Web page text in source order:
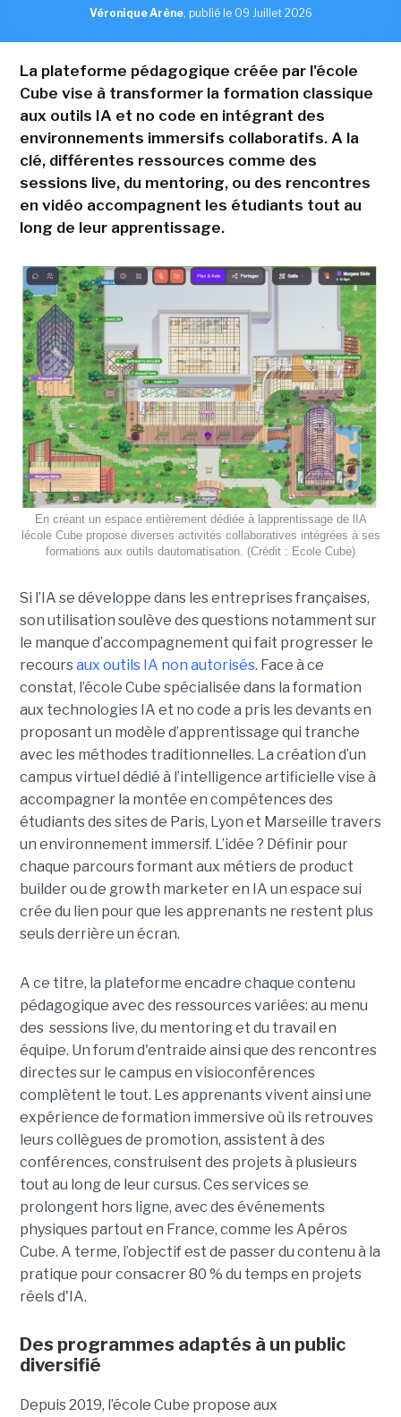
Véronique Arène, publié le 09 Juillet 2026
La plateforme pédagogique créée par l'école
Cube vise à transformer la formation classique
aux outils IA et no code en intégrant des
environnements immersifs collaboratifs. A la
clé, différentes ressources comme des
sessions live, du mentoring, ou des rencontres
en vidéo accompagnent les étudiants tout au
long de leur apprentissage.
En créant un espace entièrement dédiée à lapprentissage de lIA
lécole Cube propose diverses activités collaboratives intégrées à ses
formations aux outils dautomatisation. (Crédit : Ecole Cube)
Si l’IA se développe dans les entreprises françaises,
son utilisation soulève des questions notamment sur
le manque d’accompagnement qui fait progresser le
recoursaux outils IA non autorisés. Face à ce
constat, l’école Cube spécialisée dans la formation
aux technologies IA et no code a pris les devants en
proposant un modèle d’apprentissage qui tranche
avec les méthodes traditionnelles. La création d’un
campus virtuel dédié à l’intelligence artificielle vise à
accompagner la montée en compétences des
étudiants des sites de Paris, Lyon et Marseille travers
un environnement immersif. L’idée ? Définir pour
chaque parcours formant aux métiers de product
builder ou de growth marketer en IA un espace sui
crée du lien pour que les apprenants ne restent plus
seuls derrière un écran.
A ce titre, la plateforme encadre chaque contenu
pédagogique avec des ressources variées: au menu
des sessions live, du mentoring et du travail en
équipe. Un forum d'entraide ainsi que des rencontres
directes sur le campus en visioconférences
complètent le tout. Les apprenants vivent ainsi une
expérience de formation immersive où ils retrouves
leurs collègues de promotion, assistent à des
conférences, construisent des projets à plusieurs
tout au long de leur cursus. Ces services se
prolongent hors ligne, avec des événements
physiques partout en France, comme les Apéros
Cube. A terme, l’objectif est de passer du contenu à la
pratique pour consacrer 80 % du temps en projets
réels d'IA.
Des programmes adaptés à un public
diversifié
Depuis 2019, l’école Cube propose aux